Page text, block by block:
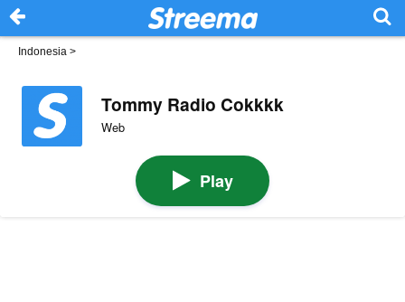
Indonesia >
Tommy Radio Cokkkk
Web
Play